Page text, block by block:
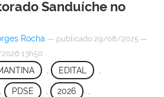
Sanduíche no
Rocha — publicado 29/08/2025 —
13h50
EDITAL
, PDSE , 2026 ,